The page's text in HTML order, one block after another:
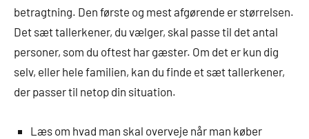
betragtning. Den første og mest afgørende er størrelsen.
Det sæt tallerkener, du vælger, skal passe til det antal
personer, som du oftest har gæster. Om det er kun dig
selv, eller hele familien, kan du finde et sæt tallerkener,
der passer til netop din situation.
Læs om hvad man skal overveje når man køber